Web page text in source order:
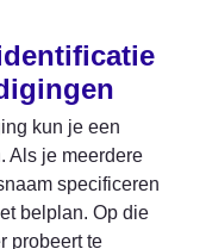
kun je een
Als je meerdere
specificeren
belplan. Op die
probeert te